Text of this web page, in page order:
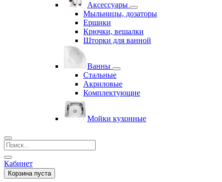
Аксессуары
Мыльницы, дозаторы
Ершики
Крючки, вешалки
Шторки для ванной
Ванны
Стальные
Акриловые
Комплектующие
Мойки кухонные
Кабинет
Корзина пуста